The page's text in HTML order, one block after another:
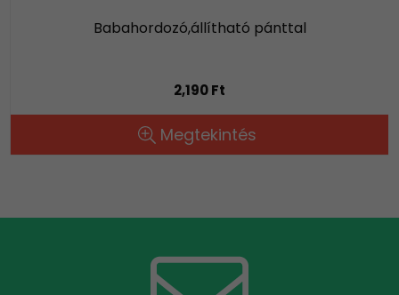
Babahordozó,állítható pánttal
2,190 Ft
Megtekintés